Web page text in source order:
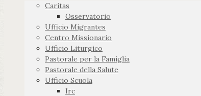
Caritas
Osservatorio
Ufficio Migrantes
Centro Missionario
Ufficio Liturgico
Pastorale per la Famiglia
Pastorale della Salute
Ufficio Scuola
Irc